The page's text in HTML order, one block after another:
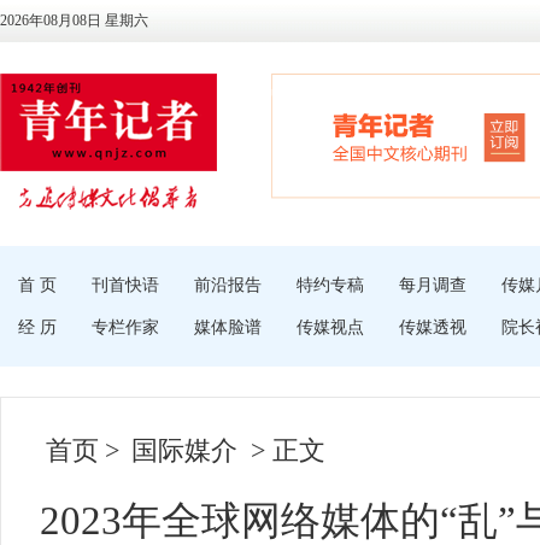
2026年08月08日 星期六
首 页 刊首快语 前沿报告 特约专稿 每月调查 传媒
经 历 专栏作家 媒体脸谱 传媒视点 传媒透视 院长
首页 > 国际媒介 > 正文
2023年全球网络媒体的“乱”